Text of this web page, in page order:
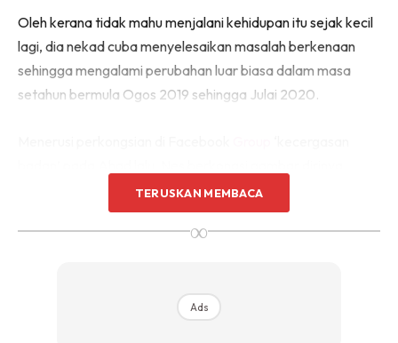
Oleh kerana tidak mahu menjalani kehidupan itu sejak kecil
lagi, dia nekad cuba menyelesaikan masalah berkenaan
sehingga mengalami perubahan luar biasa dalam masa
setahun bermula Ogos 2019 sehingga Julai 2020.
sedang berdiri di dalam sebelah kaki seluar jeans lamanya.
TERUSKAN MEMBACA
∞
Ads